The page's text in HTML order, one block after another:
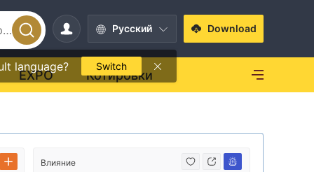
Pусский
language? Switch
Download
EXPO Котировки
Влияние